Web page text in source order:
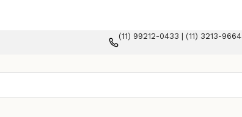
(11) 99212-0433 | (11) 3213-9664